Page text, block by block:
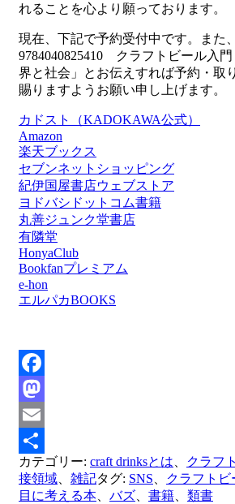
れることを心より願っております。
現在、下記で予約受付中です。また
9784040825410 クラフトビール入
界と社会」とお伝えすれば予約・取
賜りますようお願い申し上げます。
カドスト（KADOKAWA公式）
Amazon
楽天ブックス
セブンネットショッピング
紀伊国屋書店ウェブストア
ヨドバシドットコム書籍
丸善ジュンク堂書店
有隣堂
HonyaClub
Bookfanプレミアム
e-hon
エルパカBOOKS
Facebook
Mastodon
Email
共
有
カテゴリー: craft drinksとは クラフ
接領域
雑記タグ: SNS
クラフト
目に考える本
バズ 書籍 類書